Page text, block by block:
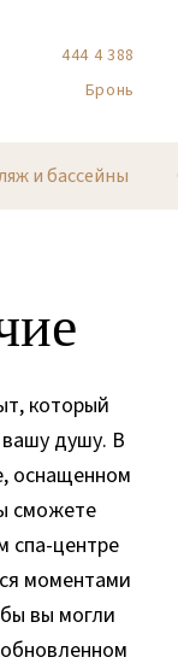
444 4 388
Бронь
и бассейны
который
душу. В
оснащенном
сможете
спа-центре
моментами
вы могли